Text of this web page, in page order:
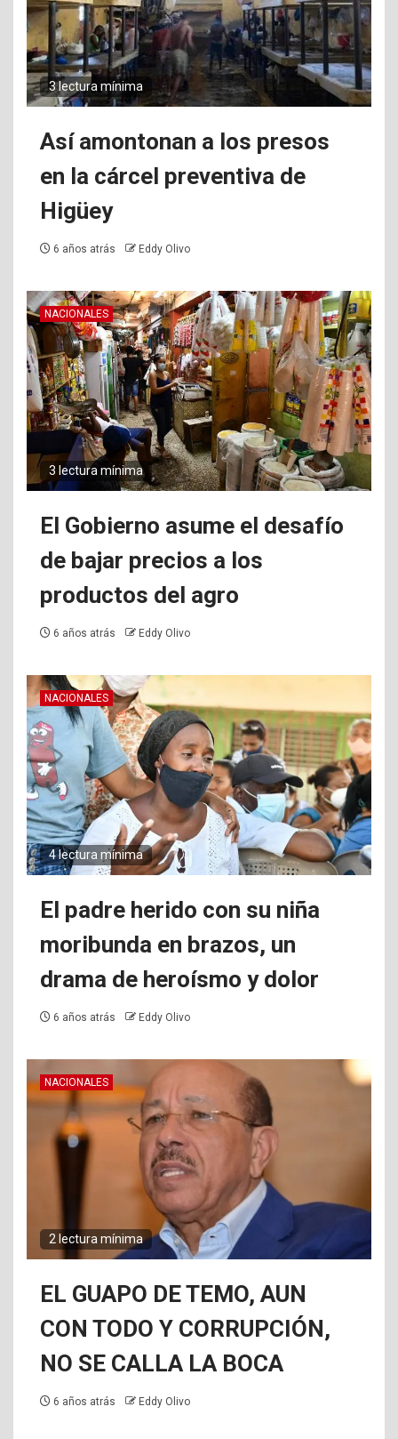
3 lectura mínima
Así amontonan a los presos
en la cárcel preventiva de
Higüey
6 años atrás Eddy Olivo
NACIONALES
3 lectura mínima
El Gobierno asume el desafío
de bajar precios a los
productos del agro
6 años atrás Eddy Olivo
NACIONALES
4 lectura mínima
El padre herido con su niña
moribunda en brazos, un
drama de heroísmo y dolor
6 años atrás Eddy Olivo
NACIONALES
2 lectura mínima
EL GUAPO DE TEMO, AUN
CON TODO Y CORRUPCIÓN,
NO SE CALLA LA BOCA
6 años atrás Eddy Olivo